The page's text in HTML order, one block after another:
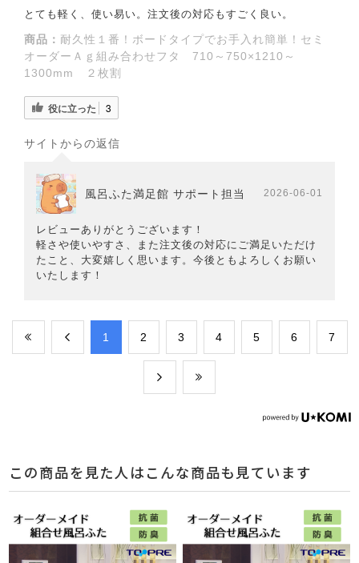
とても軽く、使い易い。注文後の対応もすごく良い。
商品： 耐久性１番！ボードタイプでお手入れ簡単！セミ
オーダーＡｇ組み合わせフタ 710～750×1210～
1300mm ２枚割
役に立った 3
サイトからの返信
風呂ふた満足館 サポート担当 2026-06-01
レビューありがとうございます！
軽さや使いやすさ、また注文後の対応にご満足いただけ
たこと、大変嬉しく思います。今後ともよろしくお願い
いたします！
​1 ​2 ​3 ​4 ​5 ​6 ​7
この商品を見た人はこんな商品も見ています